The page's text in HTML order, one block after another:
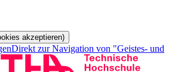
akzeptieren)
Direkt zur Navigation von "Geistes- und